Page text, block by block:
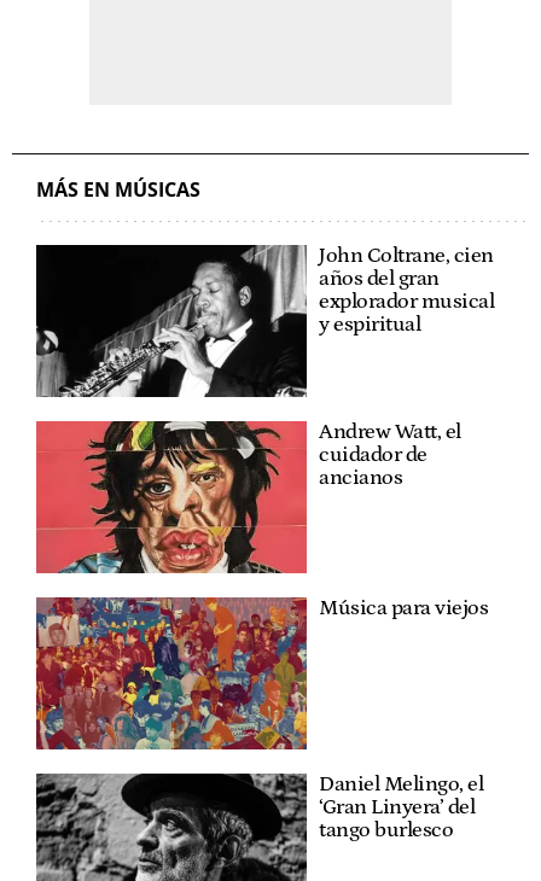
MÁS EN MÚSICAS
John Coltrane, cien
años del gran
explorador musical
y espiritual
Andrew Watt, el
cuidador de
ancianos
Música para viejos
Daniel Melingo, el
‘Gran Linyera’ del
tango burlesco